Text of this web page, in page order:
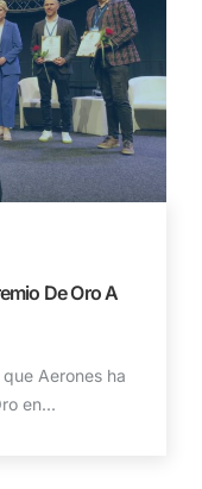
De Oro A
Aerones ha
en...